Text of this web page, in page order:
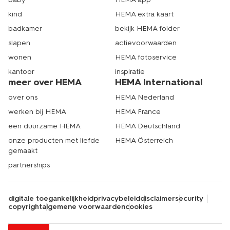
kind
badkamer
slapen
wonen
kantoor
HEMA extra kaart
bekijk HEMA folder
actievoorwaarden
HEMA fotoservice
inspiratie
meer over HEMA
over ons
werken bij HEMA
een duurzame HEMA
onze producten met liefde
gemaakt
partnerships
HEMA International
HEMA Nederland
HEMA France
HEMA Deutschland
HEMA Österreich
digitale toegankelijkheidprivacybeleiddisclaimersecurity
copyrightalgemene voorwaardencookies